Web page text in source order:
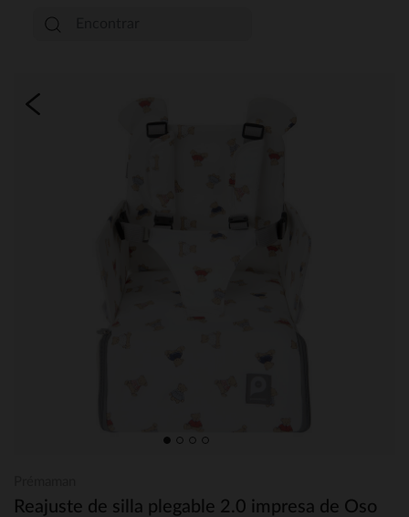
Reajuste de silla plegable 2.0 impresa de Oso